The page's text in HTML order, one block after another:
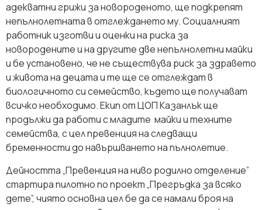
адекватни грижи за новороденото, ще подкрепят
непълнолетната в отглеждането му. Социалният
работник изготви и оценки на риска за
новородените и на другите две непълнолетни майки
и бе установено, че не съществува риск за здравето
и живота на децата и те ще се отглеждат в
биологичното си семейство, където ще получават
всичко необходимо. Екип от ЦОП Казанлък ще
продължи да работи с младите майки и техните
семейства, с цел превенция на следващи
бременности до навършването на пълнолетие.
Дейността „Превенция на ниво родилно отделение”
стартира пилотно по проект „Прегръдка за всяко
дете”, чиято основна цел бе да се намали броя на